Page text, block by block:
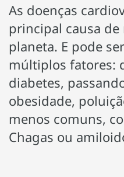
As doenças
principal causa
planeta. E pode
múltiplos fatores:
diabetes,
obesidade,
menos comuns,
Chagas ou